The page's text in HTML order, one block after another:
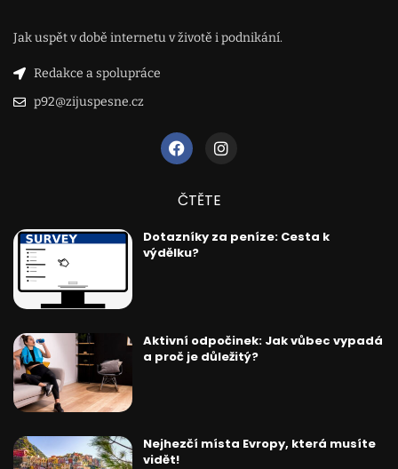
Jak uspět v době internetu v životě i podnikání.
Redakce a spolupráce
p92@zijuspesne.cz
ČTĚTE
Dotazníky za peníze: Cesta k
výdělku?
Aktivní odpočinek: Jak vůbec vypadá
a proč je důležitý?
Nejhezčí místa Evropy, která musíte
vidět!